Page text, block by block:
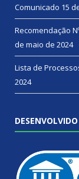
Comunicado 15
Recomendação
de maio de 2024
Lista de
2024